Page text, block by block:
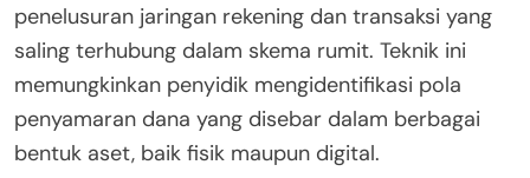
penelusuran jaringan rekening dan transaksi yang
saling terhubung dalam skema rumit. Teknik ini
memungkinkan penyidik mengidentifikasi pola
penyamaran dana yang disebar dalam berbagai
bentuk aset, baik fisik maupun digital.